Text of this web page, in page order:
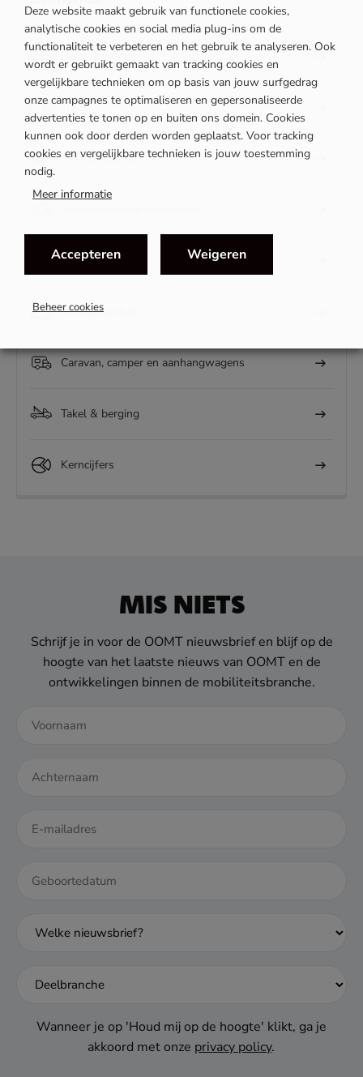
Personenauto
Truck
Fiets & scooter
Autoverhuur
Motorenrevisie
Caravan, camper en aanhangwagens
Takel & berging
Kerncijfers
MIS NIETS
Schrijf je in voor de OOMT nieuwsbrief en blijf op de
hoogte van het laatste nieuws van OOMT en de
ontwikkelingen binnen de mobiliteitsbranche.
DD
MM
Wanneer je op 'Houd mij op de hoogte' klikt, ga je
akkoord met onze privacy policy.
Deze website maakt gebruik van functionele cookies,
analytische cookies en social media plug-ins om de
functionaliteit te verbeteren en het gebruik te analyseren. Ook
wordt er gebruikt gemaakt van tracking cookies en
vergelijkbare technieken om op basis van jouw surfgedrag
onze campagnes te optimaliseren en gepersonaliseerde
advertenties te tonen op en buiten ons domein. Cookies
kunnen ook door derden worden geplaatst. Voor tracking
cookies en vergelijkbare technieken is jouw toestemming
nodig.
Meer informatie
Accepteren Weigeren
Beheer cookies